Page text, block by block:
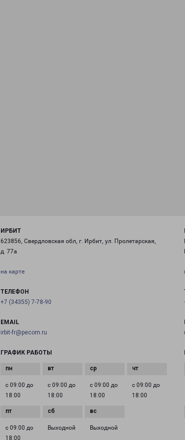
ИРБИТ
623856, Свердловская обл, г. Ирбит, ул. Пролетарская,
д. 77а
на карте
ТЕЛЕФОН
+7 (34355) 7-78-90
EMAIL
irbit-fr@pecom.ru
ГРАФИК РАБОТЫ
с 09:00 до
18:00
с 09:00 до
18:00
с 09:00 до
18:00
с 09:00 до
18:00
с 09:00 до
18:00
Выходной Выходной